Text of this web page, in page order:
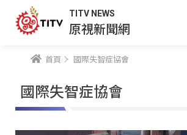
TITV NEWS
原視新聞網
首頁 國際失智症協會
國際失智症協會